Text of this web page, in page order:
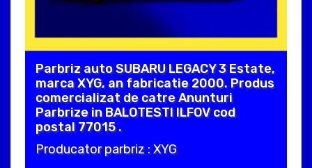
Parbriz auto SUBARU LEGACY 3 Estate,
marca XYG, an fabricatie 2000. Produs
comercializat de catre Anunturi
Parbrize in BALOTESTI ILFOV cod
postal 77015 .
Producator parbriz : XYG